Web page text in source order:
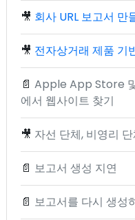
🎥 회사 URL 보고서 만
🎥 전자상거래 제품 기
📄 Apple App Store
에서 웹사이트 찾기
🎥 자선 단체, 비영리
📄 보고서 생성 지연
📄 보고서를 다시 생성